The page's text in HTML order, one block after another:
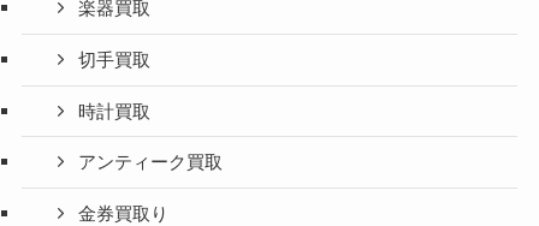
楽器買取
切手買取
時計買取
アンティーク買取
金券買取り